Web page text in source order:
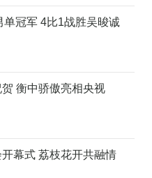
冠军 4比1战胜吴晙诚
衡中骄傲亮相央视
开幕式 荔枝花开共融情